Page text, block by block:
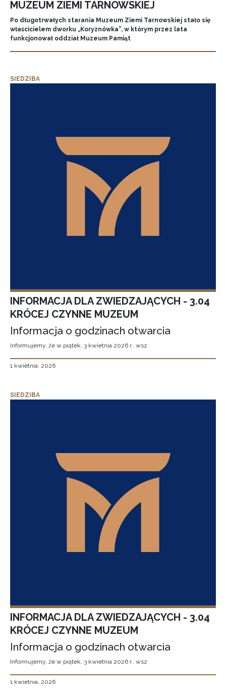
MUZEUM ZIEMI TARNOWSKIEJ
Po długotrwałych starania Muzeum Ziemi Tarnowskiej stało się
właścicielem dworku „Koryznówka”, w którym przez lata
funkcjonował oddział Muzeum Pamiąt
SIEDZIBA
INFORMACJA DLA ZWIEDZAJĄCYCH - 3.04
KRÓCEJ CZYNNE MUZEUM
Informacja o godzinach otwarcia
Informujemy, że w piątek, 3 kwietnia 2026 r., wsz
1 kwietnia, 2026
SIEDZIBA
INFORMACJA DLA ZWIEDZAJĄCYCH - 3.04
KRÓCEJ CZYNNE MUZEUM
Informacja o godzinach otwarcia
Informujemy, że w piątek, 3 kwietnia 2026 r., wsz
1 kwietnia, 2026